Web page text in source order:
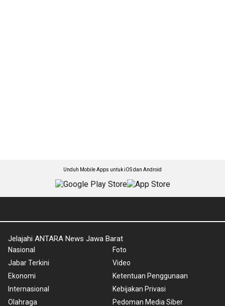
Unduh Mobile Apps untuk iOS dan Android
Jelajahi ANTARA News Jawa Barat
Nasional
Jabar Terkini
Ekonomi
Internasional
Olahraga
Foto
Video
Ketentuan Penggunaan
Kebijakan Privasi
Pedoman Media Siber